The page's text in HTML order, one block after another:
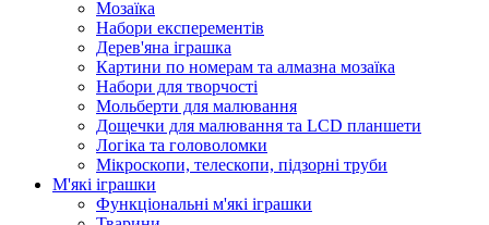
Мозаїка
Набори експерементів
Дерев'яна іграшка
Картини по номерам та алмазна мозаїка
Набори для творчості
Мольберти для малювання
Дощечки для малювання та LCD планшети
Логіка та головоломки
Мікроскопи, телескопи, підзорні труби
М'які іграшки
Функціональні м'які іграшки